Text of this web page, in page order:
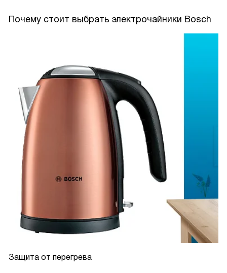
Почему стоит выбрать электрочайники Bosch
Защита от перегрева